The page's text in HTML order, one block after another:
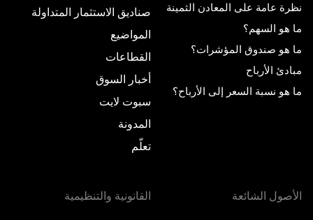
نظرة عامة على المعادن الثمينة
ما هو السهم؟
ما هو صندوق المؤشرات؟
مبادئ الأرباح
ما هو نسبة السعر إلى الأرباح؟
صناديق الاستثمار المتداولة
المواضيع
القطاعات
أخبار السوق
سبوت لايت
المدونة
تعلّم
الأصول الشائعة القانونية والتنظيمية